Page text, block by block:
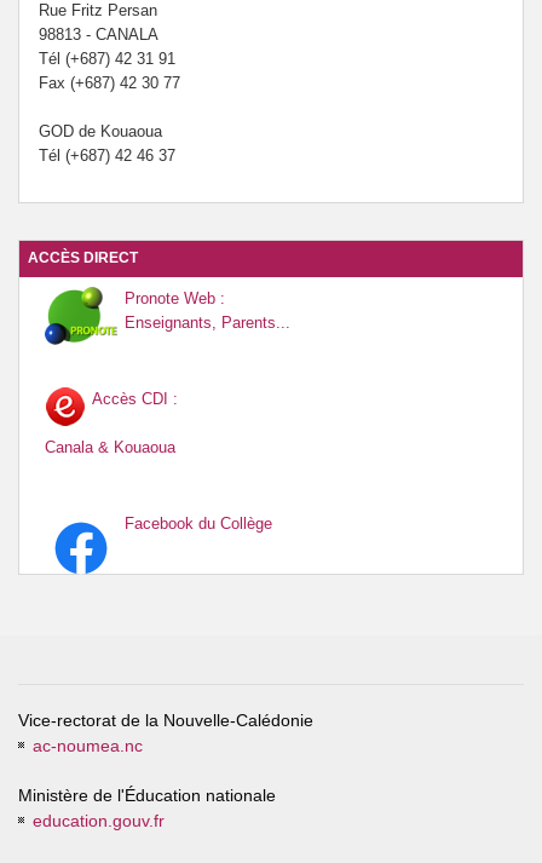
Rue Fritz Persan
98813 - CANALA
Tél (+687) 42 31 91
Fax (+687) 42 30 77
GOD de Kouaoua
Tél (+687) 42 46 37
ACCÈS DIRECT
Pronote Web :
Enseignants, Parents...
Accès CDI :
Canala & Kouaoua
Facebook du Collège
Vice-rectorat de la Nouvelle-Calédonie
ac-noumea.nc
Ministère de l'Éducation nationale
education.gouv.fr